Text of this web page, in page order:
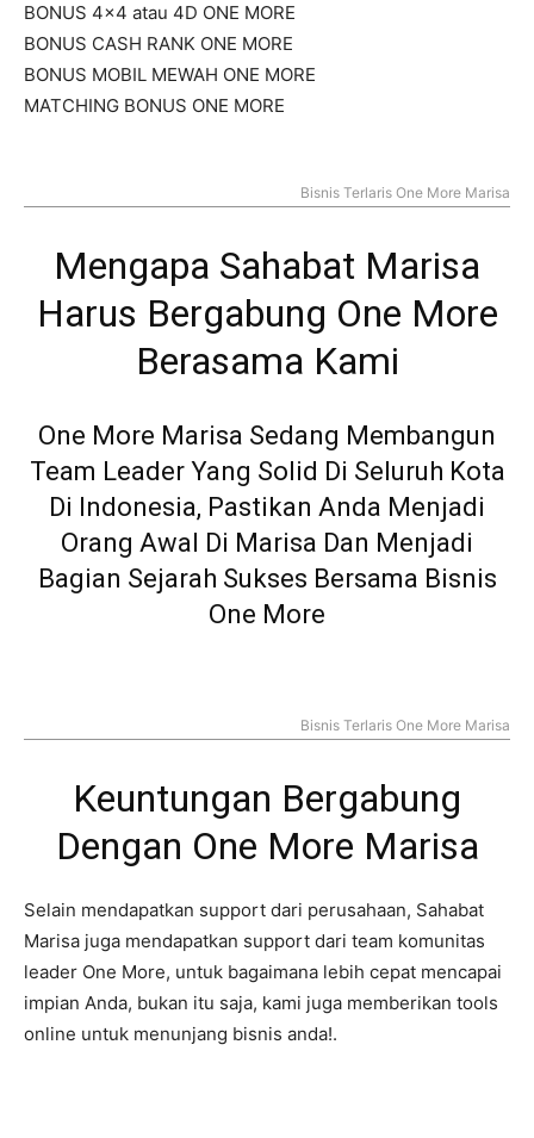
BONUS 4×4 atau 4D ONE MORE
BONUS CASH RANK ONE MORE
BONUS MOBIL MEWAH ONE MORE
MATCHING BONUS ONE MORE
Bisnis Terlaris One More Marisa
Mengapa Sahabat Marisa
Harus Bergabung One More
Berasama Kami
One More Marisa Sedang Membangun
Team Leader Yang Solid Di Seluruh Kota
Di Indonesia, Pastikan Anda Menjadi
Orang Awal Di Marisa Dan Menjadi
Bagian Sejarah Sukses Bersama Bisnis
One More
Bisnis Terlaris One More Marisa
Keuntungan Bergabung
Dengan One More Marisa
Selain mendapatkan support dari perusahaan, Sahabat
Marisa juga mendapatkan support dari team komunitas
leader One More, untuk bagaimana lebih cepat mencapai
impian Anda, bukan itu saja, kami juga memberikan tools
online untuk menunjang bisnis anda!.